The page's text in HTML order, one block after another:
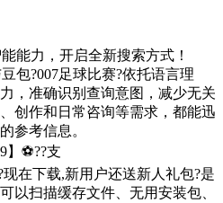
能力，开启全新搜索方式！
包?007足球比赛?依托语言理
，准确识别查询意图，减少无关
创作和日常咨询等需求，都能迅
参考信息。
】⚽??支
现在下载,新用户还送新人礼包?是
以扫描缓存文件、无用安装包、